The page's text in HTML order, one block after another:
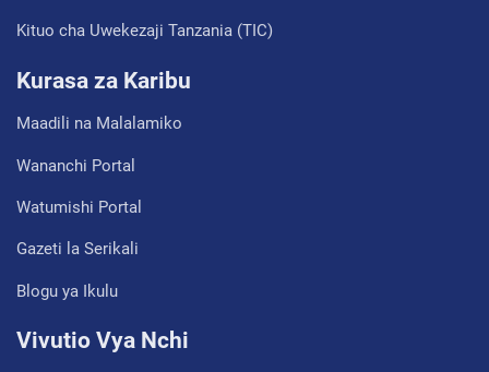
Kituo cha Uwekezaji Tanzania (TIC)
Kurasa za Karibu
Maadili na Malalamiko
Wananchi Portal
Watumishi Portal
Gazeti la Serikali
Blogu ya Ikulu
Vivutio Vya Nchi